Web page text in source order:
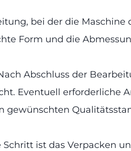
bei der die
Form und die
Abschluss der
Eventuell erforderliche
gewünschten
Schritt ist das Verpacken